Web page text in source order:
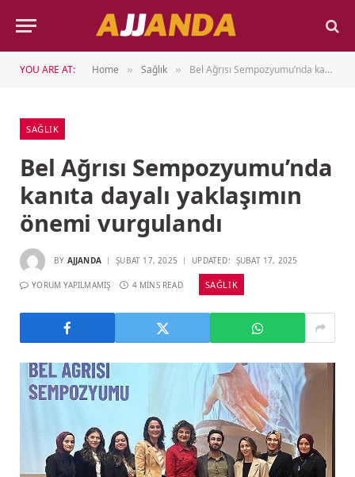
YOU ARE AT: Home » Sağlık » Bel Ağrısı Sempozyumu’nda kanıta dayalı yaklaşımın önemi vurgulandı
SAĞLIK
Bel Ağrısı Sempozyumu’nda
kanıta dayalı yaklaşımın
önemi vurgulandı
BY AJJANDA ŞUBAT 17, 2025 UPDATED: ŞUBAT 17, 2025
YORUM YAPILMAMIŞ 4 MINS READ SAĞLIK